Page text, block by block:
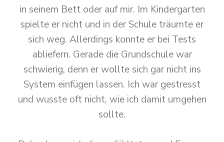
in seinem Bett oder auf mir. Im Kindergarten
spielte er nicht und in der Schule träumte er
sich weg. Allerdings konnte er bei Tests
abliefern. Gerade die Grundschule war
schwierig, denn er wollte sich gar nicht ins
System einfügen lassen. Ich war gestresst
und wusste oft nicht, wie ich damit umgehen
sollte.